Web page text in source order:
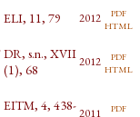
ELI, 11, 79 2012 pdf
html
DR, s.n., XVII
(1), 68
2012 pdf
html
EITM, 4, 438-2011 pdf